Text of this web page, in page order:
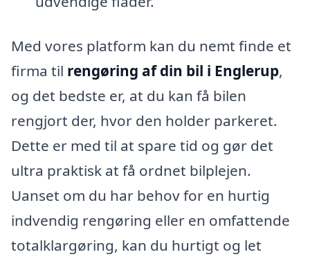
Med vores platform kan du nemt finde et
firma til rengøring af din bil i Englerup,
og det bedste er, at du kan få bilen
rengjort der, hvor den holder parkeret.
Dette er med til at spare tid og gør det
ultra praktisk at få ordnet bilplejen.
Uanset om du har behov for en hurtig
indvendig rengøring eller en omfattende
totalklargøring, kan du hurtigt og let